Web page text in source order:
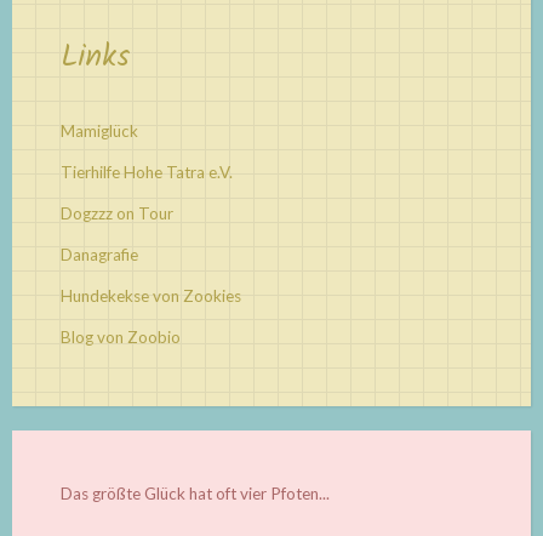
Links
Mamiglück
Tierhilfe Hohe Tatra e.V.
Dogzzz on Tour
Danagrafie
Hundekekse von Zookies
Blog von Zoobio
Das größte Glück hat oft vier Pfoten...